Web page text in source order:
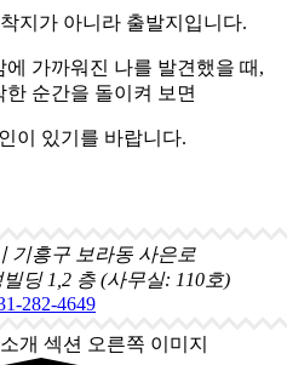
지가 아니라 출발지입니다.
가까워진 나를 발견했을 때,
한 순간을 돌이켜 보면
이 있기를 바랍니다.
기흥구 보라동 사은로
딩 1,2 층 (사무실: 110호)
282-4649